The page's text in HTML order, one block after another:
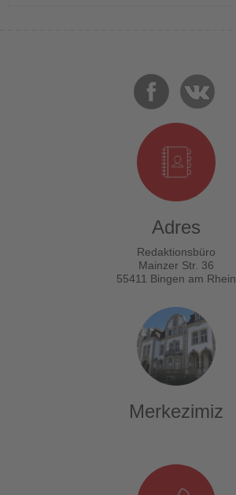
Adres
Redaktionsbüro
Mainzer Str. 36
55411 Bingen am Rhein
Merkezimiz